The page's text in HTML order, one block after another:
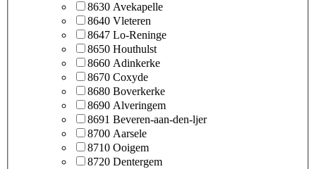
8630 Avekapelle
8640 Vleteren
8647 Lo-Reninge
8650 Houthulst
8660 Adinkerke
8670 Coxyde
8680 Boverkerke
8690 Alveringem
8691 Beveren-aan-den-ljer
8700 Aarsele
8710 Ooigem
8720 Dentergem